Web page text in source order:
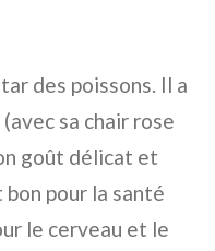
des poissons. Il a
sa chair rose
goût délicat et
pour la santé
le cerveau et le